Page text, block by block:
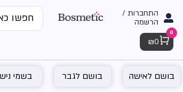
התחברות /
הרשמה
Cart
0
₪ 0
בושם לאישה בושם לגבר בשמי נישה